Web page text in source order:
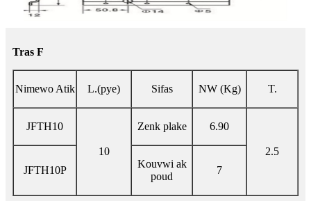
Tras F
Nimewo Atik L.(pye) Sifas NW (Kg) T.
JFTH10
10
Zenk plake 6.90
2.5
JFTH10P
Kouvwi ak
poud
7